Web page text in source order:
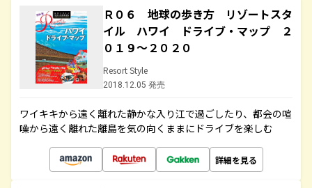
Ｒ０６ 地球の歩き方 リゾートスタ
イル ハワイ ドライブ・マップ ２
０１９～２０２０
Resort Style
2018.12.05 発売
ワイキキから遠く離れた静かな入り江で過ごしたり、都会の喧
噪から遠く離れた離島を気の向くままにドライブを楽しむ
詳細を見る